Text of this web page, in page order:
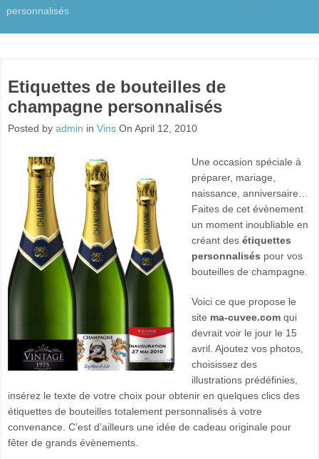
personnalisés
Etiquettes de bouteilles de
champagne personnalisés
Posted byadmin inVins On April 12, 2010
Une occasion spéciale à
préparer, mariage,
naissance, anniversaire…
Faites de cet évènement
un moment inoubliable en
créant desétiquettes
personnalisés pour vos
bouteilles de champagne.
Voici ce que propose le
site ma-cuvee.com qui
devrait voir le jour le 15
avril. Ajoutez vos photos,
choisissez des
illustrations prédéfinies,
insérez le texte de votre choix pour obtenir en quelques clics des
étiquettes de bouteilles totalement personnalisés à votre
convenance. C’est d’ailleurs une idée de cadeau originale pour
fêter de grands évènements.